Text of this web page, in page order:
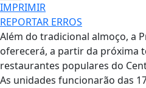
IMPRIMIR
REPORTAR ERROS
Além do tradicional almoço, a
oferecerá, a partir da próxima
restaurantes populares do
As unidades funcionarão das